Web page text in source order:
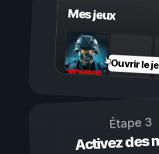
Mes jeux
Ouvrir le
Étape 3
Activez des